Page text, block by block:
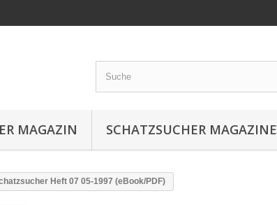
MAGAZIN SCHATZSUCHER MAGAZINE
Heft 07 05-1997 (eBook/PDF)